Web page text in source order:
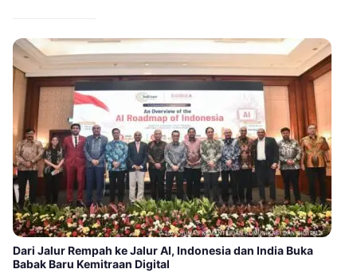
Dari Jalur Rempah ke Jalur AI, Indonesia dan India Buka
Babak Baru Kemitraan Digital